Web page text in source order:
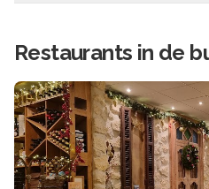
Restaurants in de